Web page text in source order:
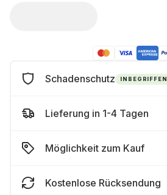
Schadenschutz INBEGRIFFEN
Lieferung in 1-4 Tagen
Möglichkeit zum Kauf
Kostenlose Rücksendung